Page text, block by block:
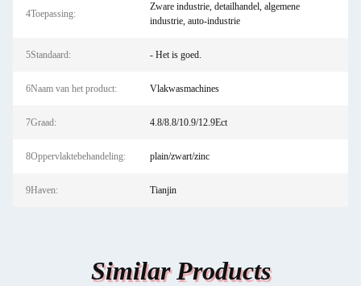
4Toepassing:
Zware industrie, detailhandel, algemene
industrie, auto-industrie
5Standaard: - Het is goed.
6Naam van het product: Vlakwasmachines
7Graad: 4.8/8.8/10.9/12.9Ect
8Oppervlaktebehandeling: plain/zwart/zinc
9Haven: Tianjin
Similar Products